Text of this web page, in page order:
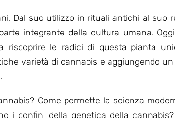
Dal suo utilizzo in rituali antichi al suo
integrante della cultura umana.
riscoprire le radici di questa pianta
varietà di cannabis e aggiungendo
Come permette la scienza
i confini della genetica della